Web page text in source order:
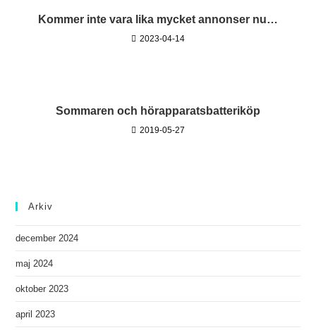
Kommer inte vara lika mycket annonser nu…
2023-04-14
Sommaren och hörapparatsbatteriköp
2019-05-27
Arkiv
december 2024
maj 2024
oktober 2023
april 2023